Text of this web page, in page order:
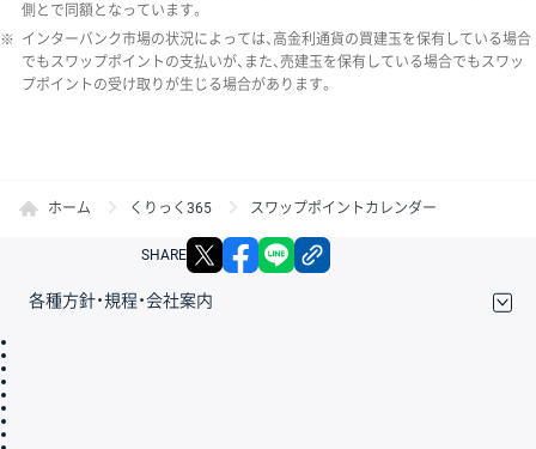
側とで同額となっています。
※ インターバンク市場の状況によっては、高金利通貨の買建玉を保有している場合
でもスワップポイントの支払いが、また、売建玉を保有している場合でもスワッ
プポイントの受け取りが生じる場合があります。
ホーム くりっく365 スワップポイントカレンダー
SHARE X facebook
各種方針・規程・会社案内